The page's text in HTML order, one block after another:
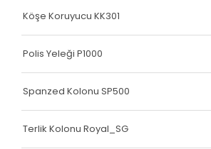
Köşe Koruyucu KK301
Polis Yeleği P1000
Spanzed Kolonu SP500
Terlik Kolonu Royal_SG